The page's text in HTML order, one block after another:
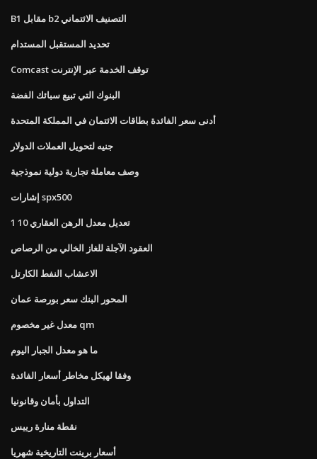
B1 مقابل b2 التصنيف الائتماني
تحديد المستقبل المستدام
Comcast توقف الخدمة عبر الإنترنت
البنوك التي تبيع سبائك الفضة
أدنى سعر الفائدة بطاقات الائتمان في المملكة المتحدة
جنيه لتحويل العملات الدولار
وصف معاملة تجارية دولية نموذجية
إشارات spx500
تعديل معدل الرهن العقاري 10 1
العقود الآجلة للغاز الخالي من الرصاص
الاعشاب النفط الكارتل
المحور البنك سعر بورصة عمان
معدل غير مخصوم qm
ما هو معدل الجبار اليوم
وفقا لهيكل مخاطر أسعار الفائدة
التداول بأمان وقانونيا
نقطة منارة رييس
أسعار برينت التاريخية شهريا